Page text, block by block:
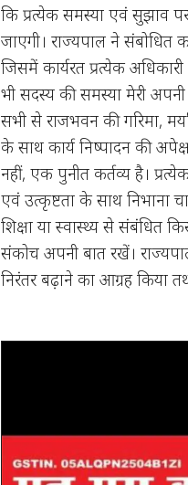
कि प्रत्येक समस्या एवं सुझाव
जाएगी। राज्यपाल ने संबोधित
जिसमें कार्यरत प्रत्येक
भी सदस्य की समस्या मेरी
सभी से राजभवन की गरिमा,
के साथ कार्य निष्पादन की
नहीं, एक पुनीत कर्तव्य है।
एवं उत्कृष्टता के साथ निभाना
शिक्षा या स्वास्थ्य से संबंधित
संकोच अपनी बात रखें।
निरंतर बढ़ाने का आग्रह किया